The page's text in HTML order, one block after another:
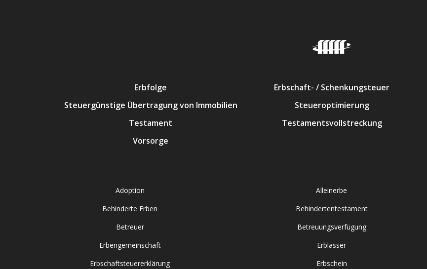
Erbfolge Erbschaft- / Schenkungsteuer
Steuergünstige Übertragung von Immobilien
Steueroptimierung
Testament
Testamentsvollstreckung
Vorsorge
Adoption Alleinerbe
Behinderte Erben
Behindertentestament
Betreuer
Betreuungsverfügung
Erbengemeinschaft
Erblasser
Erbschaftsteuererklärung
Erbschein